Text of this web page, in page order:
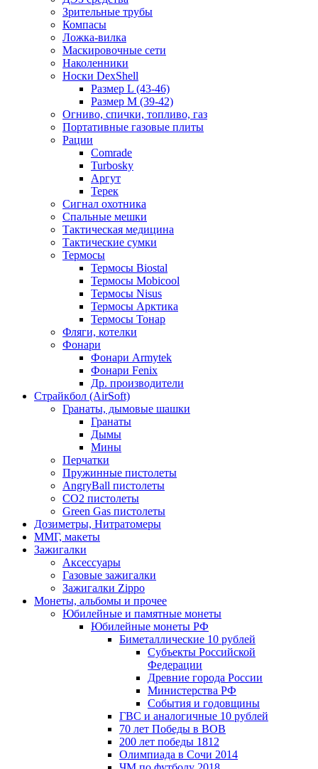
Зрительные трубы
Компасы
Ложка-вилка
Маскировочные сети
Наколенники
Носки DexShell
Размер L (43-46)
Размер M (39-42)
Огниво, спички, топливо, газ
Портативные газовые плиты
Рации
Comrade
Turbosky
Аргут
Терек
Сигнал охотника
Спальные мешки
Тактическая медицина
Тактические сумки
Термосы
Термосы Biostal
Термосы Mobicool
Термосы Nisus
Термосы Арктика
Термосы Тонар
Фляги, котелки
Фонари
Фонари Armytek
Фонари Fenix
Др. производители
Страйкбол (AirSoft)
Гранаты, дымовые шашки
Гранаты
Дымы
Мины
Перчатки
Пружинные пистолеты
AngryBall пистолеты
CO2 пистолеты
Green Gas пистолеты
Дозиметры, Нитратомеры
ММГ, макеты
Зажигалки
Аксессуары
Газовые зажигалки
Зажигалки Zippo
Монеты, альбомы и прочее
Юбилейные и памятные монеты
Юбилейные монеты РФ
Биметаллические 10 рублей
Субъекты Российской
Федерации
Древние города России
Министерства РФ
События и годовщины
ГВС и аналогичные 10 рублей
70 лет Победы в ВОВ
200 лет победы 1812
Олимпиада в Сочи 2014